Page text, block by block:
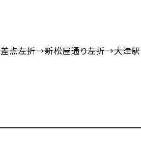
点左折→新松屋通り左折→大津駅